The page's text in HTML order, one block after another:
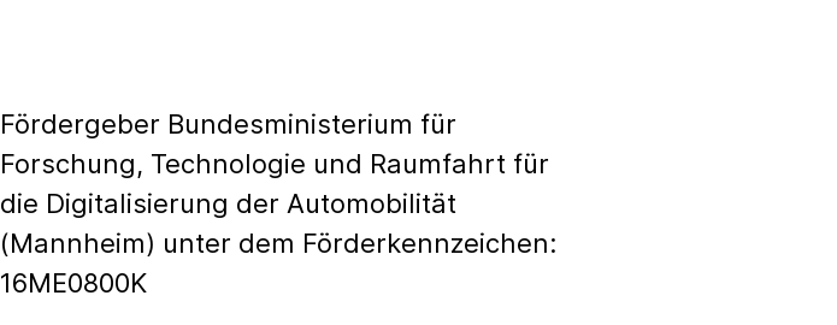
Fördergeber Bundesministerium für
Forschung, Technologie und Raumfahrt für
die Digitalisierung der Automobilität
(Mannheim) unter dem Förderkennzeichen:
16ME0800K